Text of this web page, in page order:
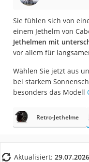
Sie fühlen sich von
einem Jethelm von
Jethelmen mit
vor allem für
Wählen Sie jetzt aus
bei starkem
besonders das Modell
Retro-Jethelme
Aktualisiert: 29.07.2026